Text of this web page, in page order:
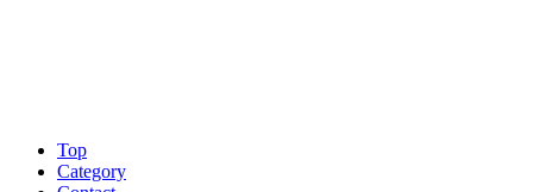
Top
Category